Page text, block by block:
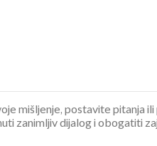
mišljenje, postavite pitanja
zanimljiv dijalog i obogatiti